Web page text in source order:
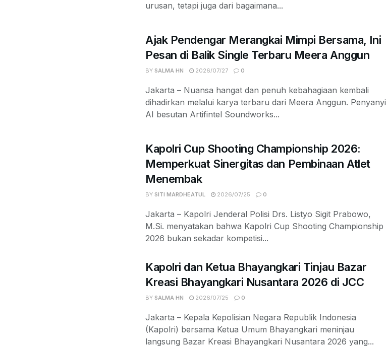
urusan, tetapi juga dari bagaimana...
Ajak Pendengar Merangkai Mimpi Bersama, Ini
Pesan di Balik Single Terbaru Meera Anggun
BY SALMA HN 2026/07/27 0
Jakarta – Nuansa hangat dan penuh kebahagiaan kembali
dihadirkan melalui karya terbaru dari Meera Anggun. Penyanyi
AI besutan Artifintel Soundworks...
Kapolri Cup Shooting Championship 2026:
Memperkuat Sinergitas dan Pembinaan Atlet
Menembak
BY SITI MARDHEATUL 2026/07/25 0
Jakarta – Kapolri Jenderal Polisi Drs. Listyo Sigit Prabowo,
M.Si. menyatakan bahwa Kapolri Cup Shooting Championship
2026 bukan sekadar kompetisi...
Kapolri dan Ketua Bhayangkari Tinjau Bazar
Kreasi Bhayangkari Nusantara 2026 di JCC
BY SALMA HN 2026/07/25 0
Jakarta – Kepala Kepolisian Negara Republik Indonesia
(Kapolri) bersama Ketua Umum Bhayangkari meninjau
langsung Bazar Kreasi Bhayangkari Nusantara 2026 yang...